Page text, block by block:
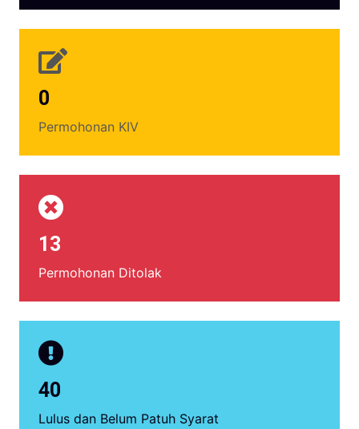
0
Permohonan KIV
13
Permohonan Ditolak
40
Lulus dan Belum Patuh Syarat